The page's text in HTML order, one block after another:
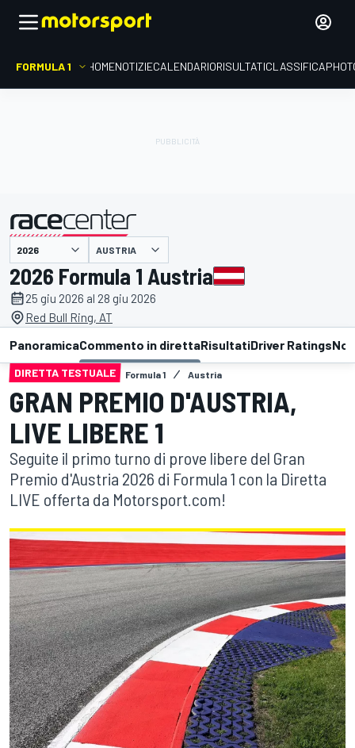
FORMULA 1 HOMENOTIZIECALENDARIORISULTATICLASSIFICA
AUSTRIA
2026 Formula 1 Austria
25 giu 2026 al 28 giu 2026
Red Bull Ring, AT
PanoramicaCommento in direttaRisultatiDriver Ratings
DIRETTA TESTUALE Formula 1 Austria
GRAN PREMIO D'AUSTRIA,
LIVE LIBERE 1
Seguite il primo turno di prove libere del Gran
Premio d'Austria 2026 di Formula 1 con la Diretta
LIVE offerta da Motorsport.com!